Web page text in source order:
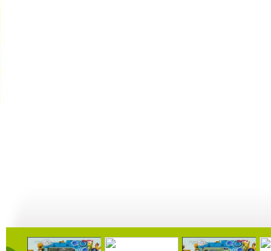
02:44 02:50 02:48